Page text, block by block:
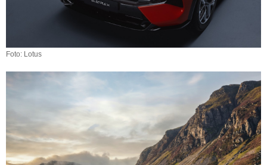
Foto: Lotus